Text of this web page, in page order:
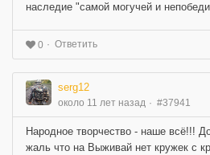
наследие "самой могучей и
0 Ответить
serg12
около 11 лет назад #37941
Народное творчество - наше всё!!!
жаль что на Выживай нет кружек с